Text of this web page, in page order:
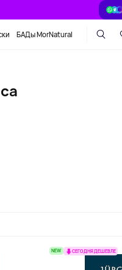
БАДы MorNatural
NEW СЕГОДНЯ ДЕШЕВЛЕ